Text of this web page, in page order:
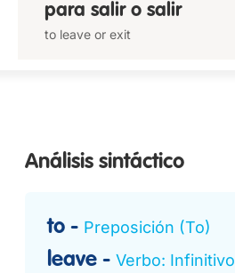
para salir o salir
to leave or exit
Análisis sintáctico
to Preposición (To)
leave Verbo: Infinitivo